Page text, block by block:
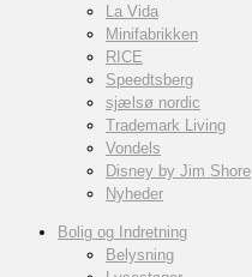
La Vida
Minifabrikken
RICE
Speedtsberg
sjælsø nordic
Trademark Living
Vondels
Disney by Jim Shore
Nyheder
Bolig og Indretning
Belysning